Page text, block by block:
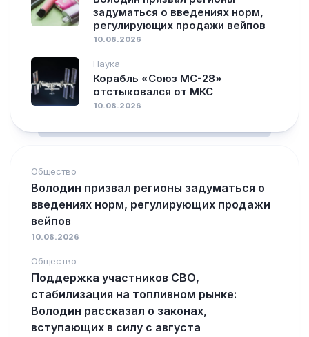
задуматься о введениях норм,
регулирующих продажи вейпов
10.08.2026
Наука
Корабль «Союз МС-28»
отстыковался от МКС
10.08.2026
Общество
Володин призвал регионы задуматься о
введениях норм, регулирующих продажи
вейпов
10.08.2026
Общество
Поддержка участников СВО,
стабилизация на топливном рынке:
Володин рассказал о законах,
вступающих в силу с августа